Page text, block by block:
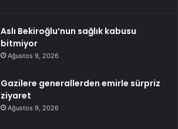
Aslı Bekiroğlu’nun sağlık kabusu
bitmiyor
Ağustos 9, 2026
Gazilere generallerden emirle sürpriz
ziyaret
Ağustos 9, 2026